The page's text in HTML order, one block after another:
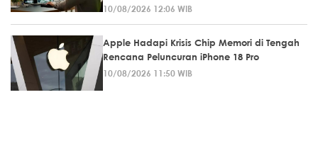
10/08/2026 12:06 WIB
Apple Hadapi Krisis Chip Memori di Tengah
Rencana Peluncuran iPhone 18 Pro
10/08/2026 11:50 WIB